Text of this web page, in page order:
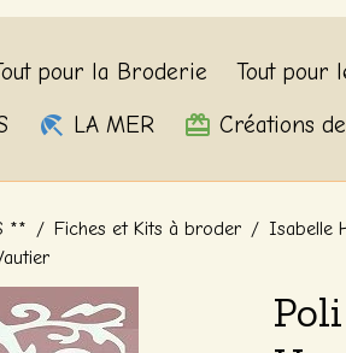
pour la Broderie Tout pour
LA MER Créations
** Fiches et Kits à broder
Isabelle